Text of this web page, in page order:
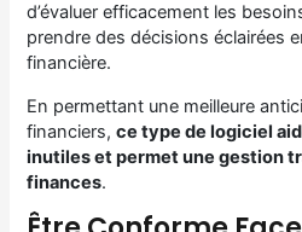
d’évaluer efficacement les
prendre des décisions éclairées
financière.
En permettant une meilleure
financiers,ce type de logiciel
inutiles et permet une gestion
finances.